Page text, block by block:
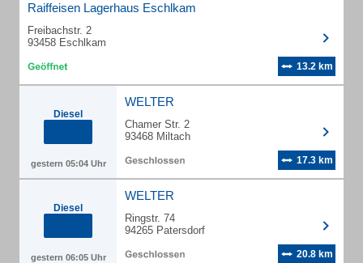
Raiffeisen Lagerhaus Eschlkam
Freibachstr. 2
93458 Eschlkam
13.2 km
Diesel
gestern 05:04 Uhr
WELTER
Chamer Str. 2
93468 Miltach
17.3 km
Diesel
gestern 06:05 Uhr
WELTER
Ringstr. 74
94265 Patersdorf
20.8 km